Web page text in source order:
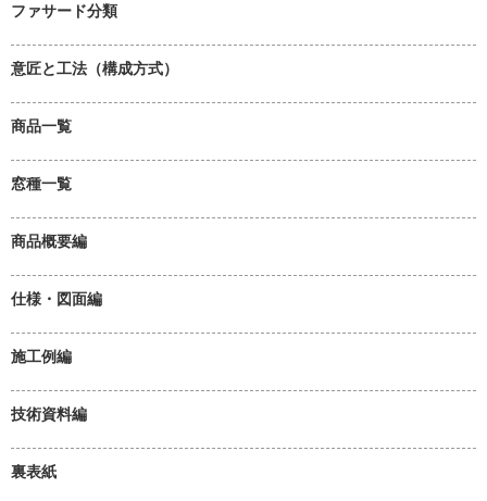
ファサード分類
意匠と工法（構成方式）
商品一覧
窓種一覧
商品概要編
仕様・図面編
施工例編
技術資料編
裏表紙